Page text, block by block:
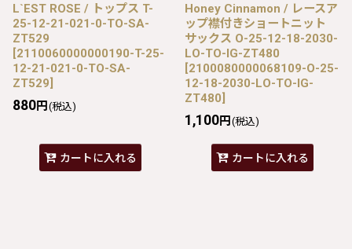
L`EST ROSE / トップス T-
25-12-21-021-0-TO-SA-
ZT529
[2110060000000190-T-25-
12-21-021-0-TO-SA-
ZT529]
880円 (税込)
カートに入れる
Honey Cinnamon / レースア
ップ襟付きショートニット
サックス O-25-12-18-2030-
LO-TO-IG-ZT480
[2100080000068109-O-25-
12-18-2030-LO-TO-IG-
ZT480]
1,100円 (税込)
カートに入れる